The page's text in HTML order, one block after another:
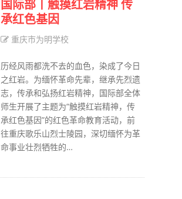
国际部丨触摸红岩精神 传
承红色基因
重庆市为明学校
历经风雨都洗不去的血色，染成了今日
之红岩。为缅怀革命先辈，继承先烈遗
志，传承和弘扬红岩精神，国际部全体
师生开展了主题为“触摸红岩精神，传
承红色基因”的红色革命教育活动，前
往重庆歌乐山烈士陵园，深切缅怀为革
命事业壮烈牺牲的…